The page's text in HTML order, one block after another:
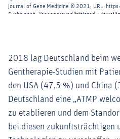
2018 lag Deutschland beim
Gentherapie-Studien mit
den USA (47,5 %) und China
Deutschland eine „ATMP
zu etablieren und dem
bei diesen zukunftsträchtigen